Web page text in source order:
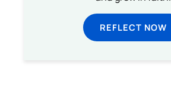
REFLECT NOW